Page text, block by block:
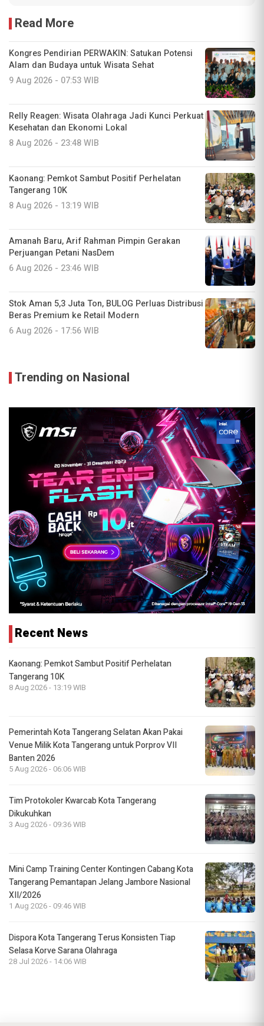
Read More
Kongres Pendirian PERWAKIN: Satukan Potensi
Alam dan Budaya untuk Wisata Sehat
9 Aug 2026 - 07:53 WIB
Relly Reagen: Wisata Olahraga Jadi Kunci Perkuat
Kesehatan dan Ekonomi Lokal
8 Aug 2026 - 23:48 WIB
Kaonang: Pemkot Sambut Positif Perhelatan
Tangerang 10K
8 Aug 2026 - 13:19 WIB
Amanah Baru, Arif Rahman Pimpin Gerakan
Perjuangan Petani NasDem
6 Aug 2026 - 23:46 WIB
Stok Aman 5,3 Juta Ton, BULOG Perluas Distribusi
Beras Premium ke Retail Modern
6 Aug 2026 - 17:56 WIB
Trending on Nasional
Recent News
Kaonang: Pemkot Sambut Positif Perhelatan
Tangerang 10K
8 Aug 2026 - 13:19 WIB
Pemerintah Kota Tangerang Selatan Akan Pakai
Venue Milik Kota Tangerang untuk Porprov VII
Banten 2026
5 Aug 2026 - 06:06 WIB
Tim Protokoler Kwarcab Kota Tangerang
Dikukuhkan
3 Aug 2026 - 09:36 WIB
Mini Camp Training Center Kontingen Cabang Kota
Tangerang Pemantapan Jelang Jambore Nasional
XII/2026
1 Aug 2026 - 09:46 WIB
Dispora Kota Tangerang Terus Konsisten Tiap
Selasa Korve Sarana Olahraga
28 Jul 2026 - 14:06 WIB